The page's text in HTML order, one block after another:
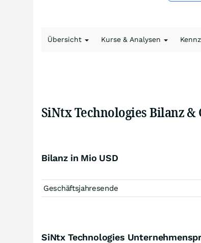
Übersicht Kurse & Analysen
SiNtx Technologies Bilanz &
Bilanz in Mio USD
Geschäftsjahresende
SiNtx Technologies